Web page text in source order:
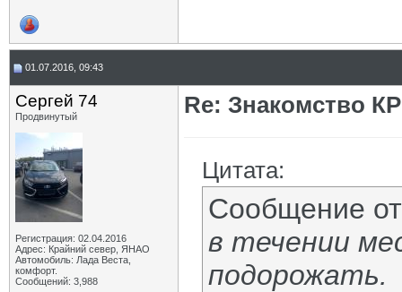
01.07.2016, 09:43
Сергей 74
Продвинутый
Регистрация: 02.04.2016
Адрес: Крайний север, ЯНАО
Автомобиль: Лада Веста,
комфорт.
Сообщений: 3,988
Re: Знакомство
Цитата:
Сообщение
в течении
подорожать.